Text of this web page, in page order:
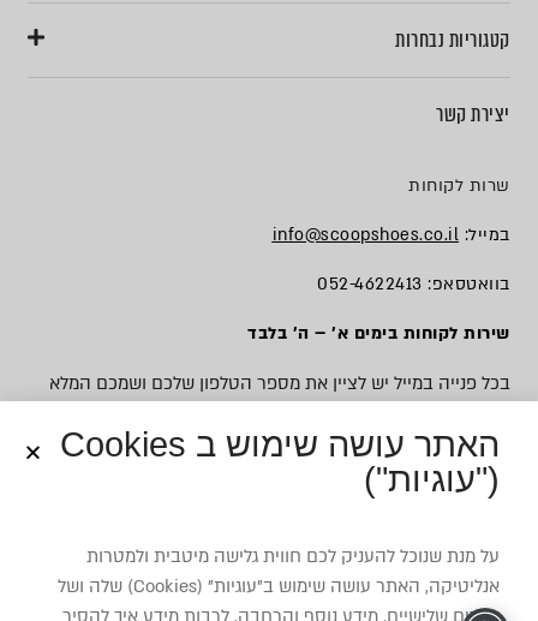
קטגוריות נבחרות
יצירת קשר
שרות לקוחות
במייל: info@scoopshoes.co.il
בוואטסאפ: 052-4622413
שירות לקוחות בימים א׳ – ה׳ בלבד
בכל פנייה במייל יש לציין את מספר הטלפון שלכם ושמכם המלא
האתר עושה שימוש ב Cookies
("עוגיות")
על מנת שנוכל להעניק לכם חווית גלישה מיטבית ולמטרות
אנליטיקה, האתר עושה שימוש ב”עוגיות” (Cookies) שלה ושל
צדדים שלישיים. מידע נוסף והרחבה, לרבות מידע איך להסיר